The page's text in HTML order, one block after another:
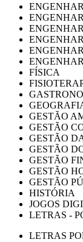
FÍSICA
GESTÃO
GESTÃO
GESTÃO
GESTÃO
GESTÃO
GESTÃO
GESTÃO
HISTÓRIA
JOGOS
LETRAS -
LETRAS